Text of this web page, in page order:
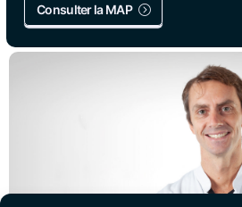
Consulter la MAP